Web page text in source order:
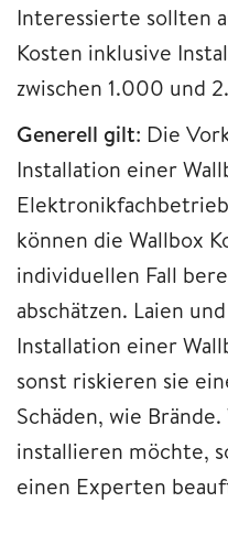
Interessierte sollten
Kosten inklusive
zwischen 1.000 und
Generell gilt: Die
Installation einer
können die Wallbox
individuellen Fall
abschätzen. Laien
Installation einer
sonst riskieren sie
Schäden, wie
installieren möchte,
einen Experten